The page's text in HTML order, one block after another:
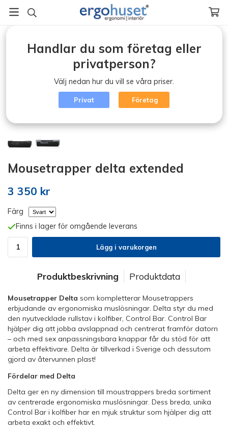
Mousetrapper delta extended
3 350 kr
Färg
Finns i lager för omgående leverans
Lägg i varukorgen
Produktbeskrivning Produktdata
Mousetrapper Delta som kompletterar Mousetrappers
erbjudande av ergonomiska muslösningar. Delta styr du med
den nyutvecklade rullstav i kolfiber, Control Bar. Control Bar
hjälper dig att jobba avslappnad och centrerat framför datorn
– och med sex anpassningsbara knappar får du stöd för att
arbeta effektivare. Delta är tillverkad i Sverige och dessutom
gjord av återvunnen plast!
Fördelar med Delta
Delta ger en ny dimension till moustrappers breda sortiment
av centrerade ergonomiska muslösningar. Dess breda, unika
Control Bar i kolfiber har en mjuk struktur som hjälper dig att
arbeta exakt och effektivt.
Handlar du som företag eller
privatperson?
Välj nedan hur du vill se våra priser.
Privat Företag